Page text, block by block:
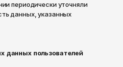
периодически уточняли
данных, указанных
данных пользователей